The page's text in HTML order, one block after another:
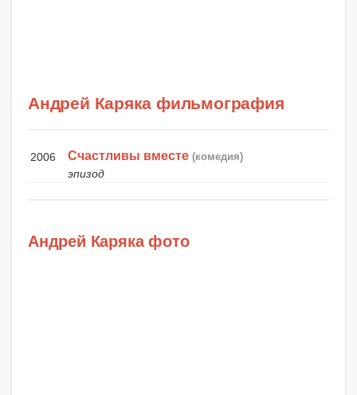
Андрей Каряка фильмография
2006 Счастливы вместе (комедия)
эпизод
Андрей Каряка фото